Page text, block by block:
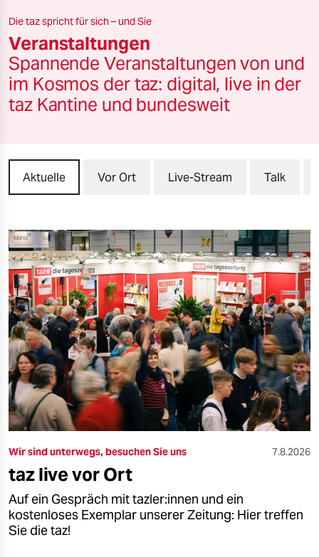
nord
wahrheit
verlag
shop
unterstützen
abo
genossenschaft
epaper login
Die taz spricht für sich – und Sie
Veranstaltungen
Spannende Veranstaltungen von und
im Kosmos der taz: digital, live in der
taz Kantine und bundesweit
Aktuelle Vor Ort Live-Stream Talk
Wir sind unterwegs, besuchen Sie uns 7.8.2026
taz live vor Ort
Auf ein Gespräch mit tazler:innen und ein
kostenloses Exemplar unserer Zeitung: Hier treffen
Sie die taz!